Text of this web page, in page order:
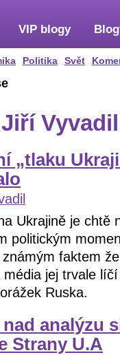
Politika Svět
VIP blogy
Vyvadil
„tlaku
Ukrajině je chtě
politickým
faktem
jej trvale
Ruska.
analýzu
Strany U.A